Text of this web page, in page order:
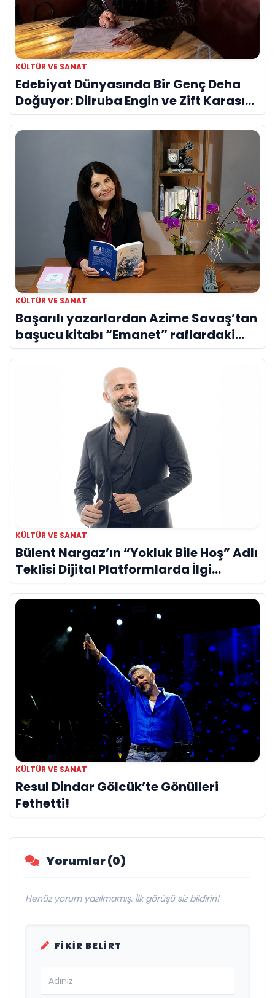
KÜLTÜR VE SANAT
Edebiyat Dünyasında Bir Genç Deha
Doğuyor: Dilruba Engin ve Zift Karası
Evreni ‘AVENOİR’
KÜLTÜR VE SANAT
Başarılı yazarlardan Azime Savaş’tan
başucu kitabı “Emanet” raflardaki
yerini aldı
KÜLTÜR VE SANAT
Bülent Nargaz’ın “Yokluk Bile Hoş” Adlı
Teklisi Dijital Platformlarda İlgi
Görmeye Devam Ediyor
KÜLTÜR VE SANAT
Resul Dindar Gölcük’te Gönülleri
Fethetti!
Yorumlar (0)
Henüz yorum yazılmamış. İlk görüşü siz bildirin!
FIKIR BELIRT